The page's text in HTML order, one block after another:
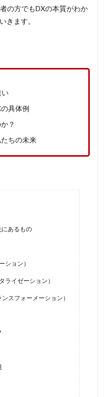
の方でもDXの本質がわか
きます。
い
具体例
？
ちの未来
あるもの
ション）
ライゼーション）
スフォーメーション）